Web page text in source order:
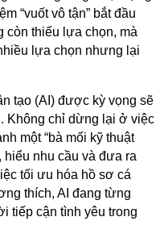
“vuốt vô tận” bắt đầu
còn thiếu lựa chọn, mà
lựa chọn nhưng lại
tạo (AI) được kỳ vọng sẽ
Không chỉ dừng lại ở việc
một “bà mối kỹ thuật
hiểu nhu cầu và đưa ra
tối ưu hóa hồ sơ cá
thích, AI đang từng
tiếp cận tình yêu trong